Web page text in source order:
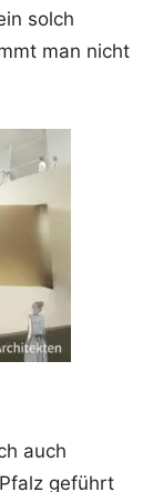
solch
man nicht
auch
geführt